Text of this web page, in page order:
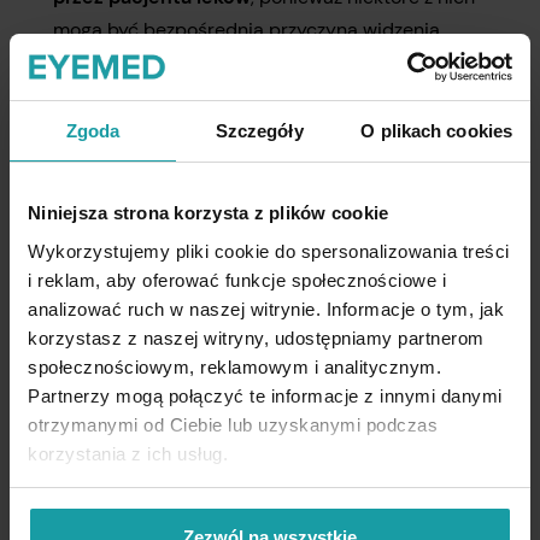
Zgoda Szczegóły O plikach cookies
Niniejsza strona korzysta z plików cookie
Wykorzystujemy pliki cookie do spersonalizowania treści
i reklam, aby oferować funkcje społecznościowe i
analizować ruch w naszej witrynie. Informacje o tym, jak
korzystasz z naszej witryny, udostępniamy partnerom
społecznościowym, reklamowym i analitycznym.
Partnerzy mogą połączyć te informacje z innymi danymi
otrzymanymi od Ciebie lub uzyskanymi podczas
korzystania z ich usług.
mogą być bezpośrednią przyczyną widzenia
na żółto.
Dopełnieniem diagnostyki są zawsze celowane
badania okulistyczne oraz laboratoryjne:
Badanie w lampie szczelinowej
lekarzowi dokładnie ocenić stan soczewki
i postawić jednoznaczne rozpoznanie
zaćmy.
Badania z krwi– umożliwiają szybką ocenę
poziomu digoksyny, bilirubiny czy potasu,
by potwierdzić lub wykluczyć tło toksyczne
i ogólnoustrojowe.
Leczenie ksantopsji